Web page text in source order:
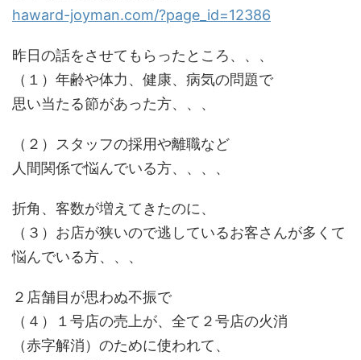
haward-joyman.com/?page_id=12386
昨日の話をさせてもらったところ、、、
（１）年齢や体力、健康、病気の問題で
思い当たる節があった方、、、
（２）スタッフの採用や離職など
人間関係で悩んでいる方、、、、
折角、客数が増えてきたのに、
（３）お店が狭いので逃しているお客さんが多くて
悩んでいる方、、、
２店舗目が思わぬ不振で
（４）１号店の売上が、全て２号店の火消
（赤字解消）のために使われて、